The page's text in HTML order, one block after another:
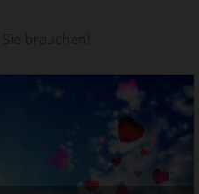
brauchen!